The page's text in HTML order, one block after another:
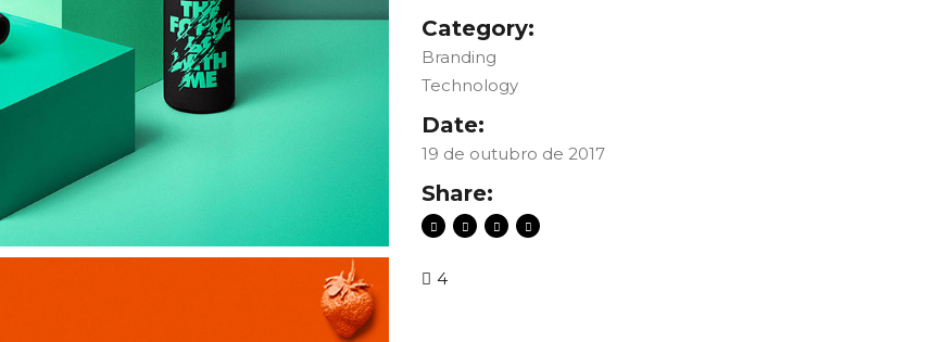
Category:
Branding
Technology
Date:
19 de outubro de 2017
Share:
4